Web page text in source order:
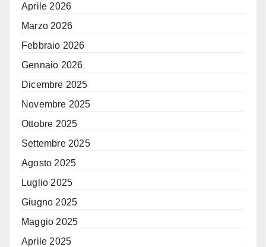
Aprile 2026
Marzo 2026
Febbraio 2026
Gennaio 2026
Dicembre 2025
Novembre 2025
Ottobre 2025
Settembre 2025
Agosto 2025
Luglio 2025
Giugno 2025
Maggio 2025
Aprile 2025